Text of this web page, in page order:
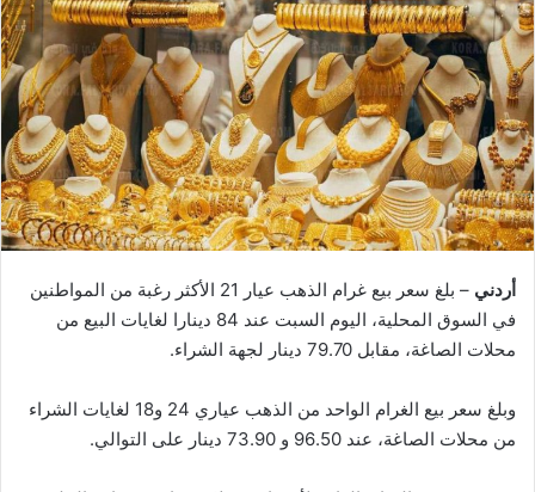
أردني
– بلغ سعر بيع غرام الذهب عيار 21 الأكثر رغبة من المواطنين
في السوق المحلية، اليوم السبت عند 84 دينارا لغايات البيع من
محلات الصاغة، مقابل 79.70 دينار لجهة الشراء.
وبلغ سعر بيع الغرام الواحد من الذهب عياري 24 و18 لغايات الشراء
من محلات الصاغة، عند 96.50 و 73.90 دينار على التوالي.